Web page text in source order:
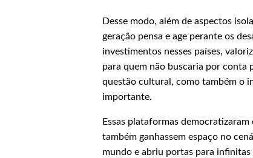
Desse modo, além de aspectos
geração pensa e age perante os
investimentos nesses países,
para quem não buscaria por conta
questão cultural, como também o
importante.
Essas plataformas
também ganhassem espaço no
mundo e abriu portas para